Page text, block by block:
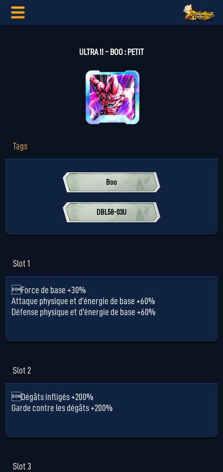
ULTRA !! - BOO : PETIT
Tags
Boo
DBL58-03U
Slot 1
Force de base +30%
Attaque physique et d'énergie de base +60%
Défense physique et d'énergie de base +60%
Slot 2
Dégâts infligés +200%
Garde contre les dégâts +200%
Slot 3